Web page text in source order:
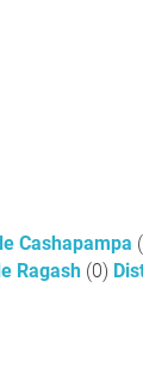
Cashapampa
Ragash (0)